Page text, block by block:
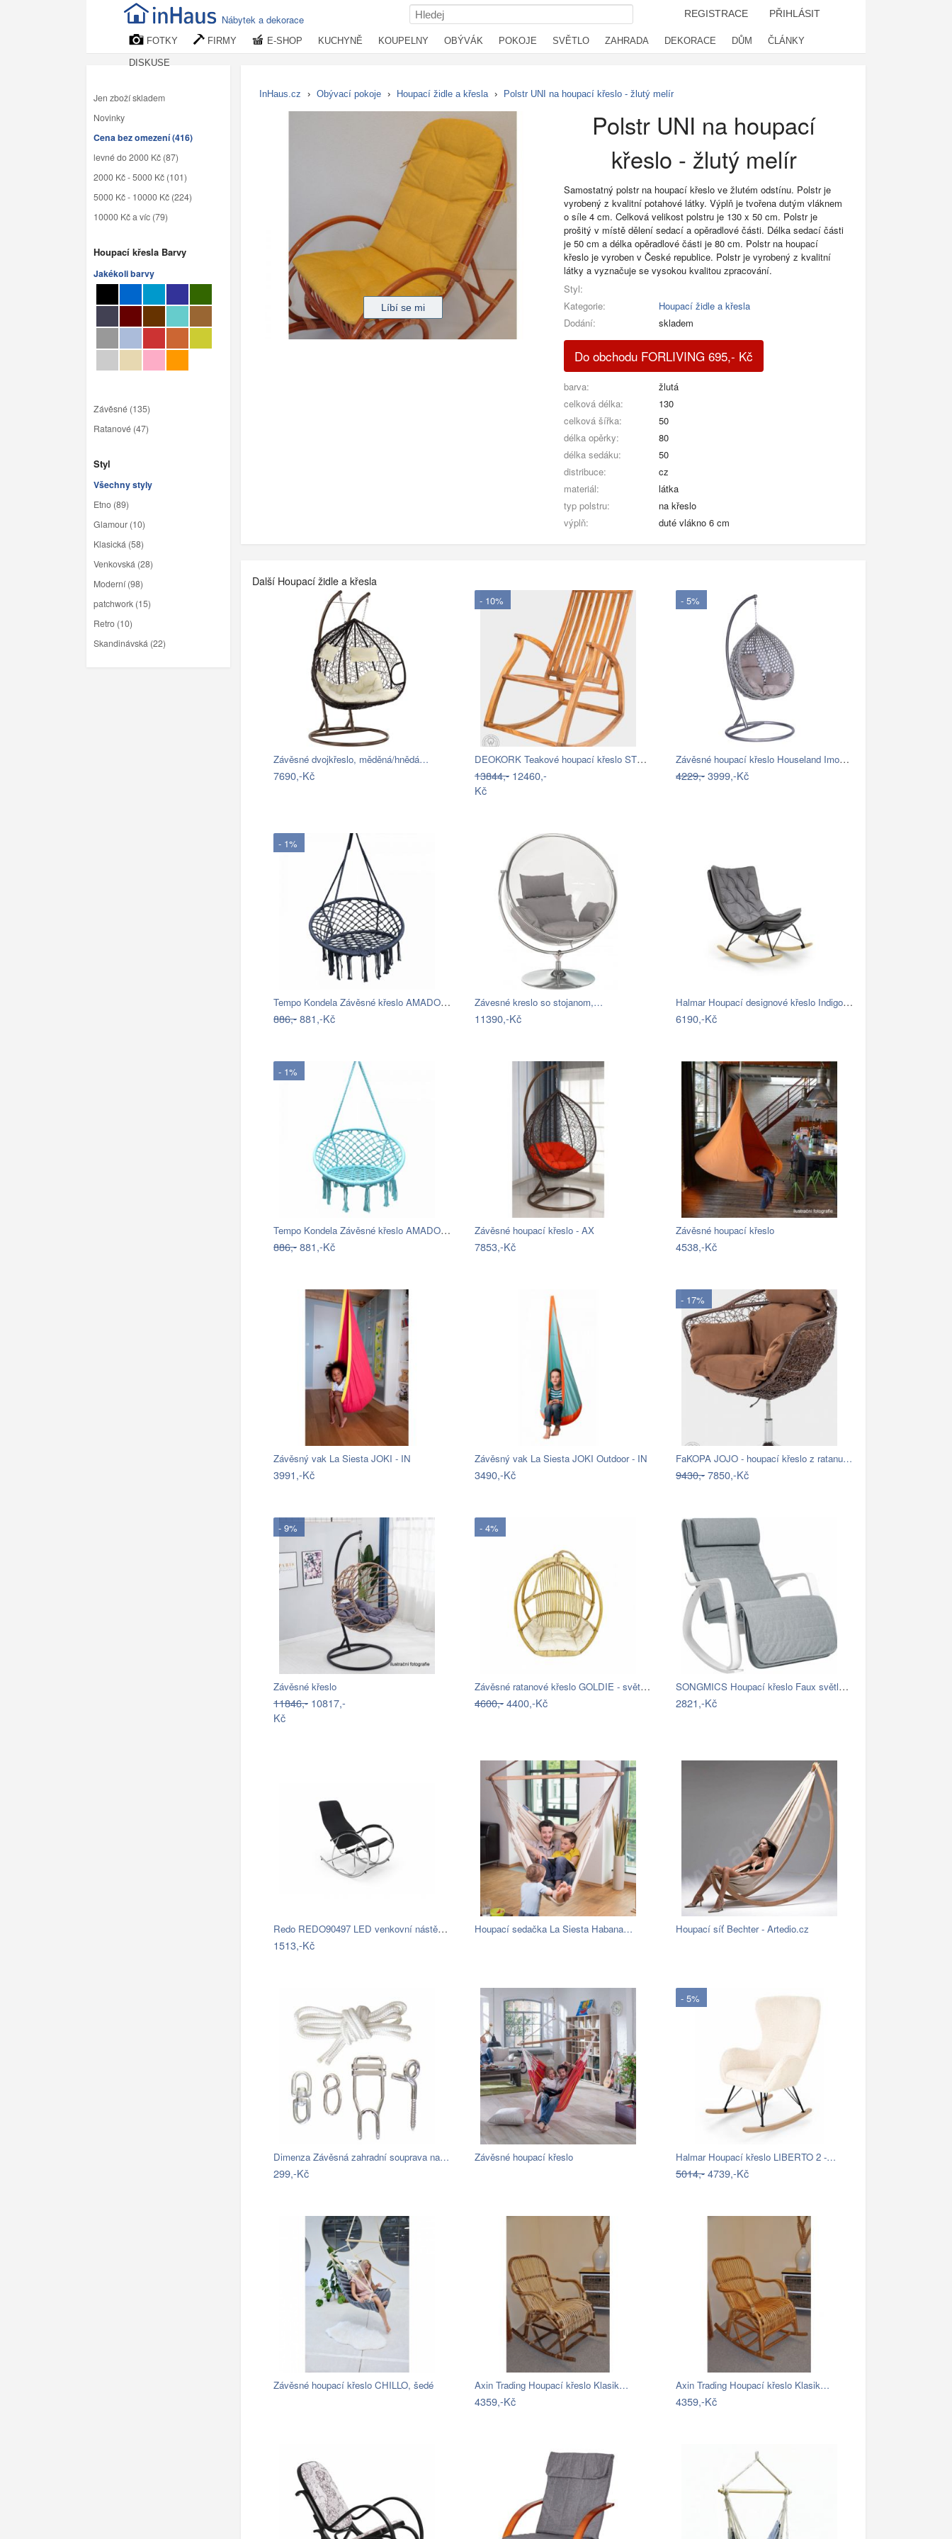
Nábytek a dekorace REGISTRACE PŘIHLÁSIT
FOTKY FIRMY E-SHOP KUCHYNĚ KOUPELNY OBÝVÁK POKOJE SVĚTLO ZAHRADA DEKORACE DŮM ČLÁNKY
DISKUSE
Jen zboží skladem
Novinky
Cena bez omezení (416)
levné do 2000 Kč (87)
2000 Kč - 5000 Kč (101)
5000 Kč - 10000 Kč (224)
10000 Kč a víc (79)
Houpací křesla Barvy
Jakékoli barvy
Závěsné (135)
Ratanové (47)
Styl
Všechny styly
Etno (89)
Glamour (10)
Klasická (58)
Venkovská (28)
Moderní (98)
patchwork (15)
Retro (10)
Skandinávská (22)
InHaus.cz › Obývací pokoje › Houpací židle a křesla › Polstr UNI na houpací křeslo - žlutý melír
Polstr UNI na houpací
křeslo - žlutý melír
Samostatný polstr na houpací křeslo ve žlutém odstínu. Polstr je
vyrobený z kvalitní potahové látky. Výplň je tvořena dutým vláknem
o síle 4 cm. Celková velikost polstru je 130 x 50 cm. Polstr je
prošitý v místě dělení sedací a opěradlové části. Délka sedací části
je 50 cm a délka opěradlové části je 80 cm. Polstr na houpací
křeslo je vyroben v České republice. Polstr je vyrobený z kvalitní
látky a vyznačuje se vysokou kvalitou zpracování.
Styl:
Kategorie:
Houpací židle a křesla
Dodání:
skladem
Do obchodu FORLIVING 695,- Kč
barva:
žlutá
celková délka:
130
celková šířka:
50
délka opěrky:
80
délka sedáku:
50
distribuce:
cz
materiál:
látka
typ polstru:
na křeslo
výplň:
duté vlákno 6 cm
Další Houpací židle a křesla
Závěsné dvojkřeslo, měděná/hnědá…
7690,-Kč
- 10%
DEOKORK Teakové houpací křeslo STEFANO
13844,- 12460,-
Kč
- 5%
Závěsné houpací křeslo Houseland Imogen…
4229,-3999,-Kč
- 1%
Tempo Kondela Závěsné křeslo AMADO 2…
886,-881,-Kč
Závesné kreslo so stojanom,…
11390,-Kč
Halmar Houpací designové křeslo Indigo,…
6190,-Kč
- 1%
Tempo Kondela Závěsné křeslo AMADO 2…
886,-881,-Kč
Závěsné houpací křeslo - AX
7853,-Kč
Závěsné houpací křeslo
4538,-Kč
Závěsný vak La Siesta JOKI - IN
3991,-Kč
Závěsný vak La Siesta JOKI Outdoor - IN
3490,-Kč
- 17%
FaKOPA JOJO - houpací křeslo z ratanu…
9430,-7850,-Kč
- 9%
Závěsné křeslo
11846,- 10817,-
Kč
- 4%
Závěsné ratanové křeslo GOLDIE - světlý…
4600,-4400,-Kč
SONGMICS Houpací křeslo Faux světle šedé
2821,-Kč
Redo REDO90497 LED venkovní nástěnné…
1513,-Kč
Houpací sedačka La Siesta Habana… Houpací síť Bechter - Artedio.cz
Dimenza Závěsná zahradní souprava na…
299,-Kč
Závěsné houpací křeslo
- 5%
Halmar Houpací křeslo LIBERTO 2 -…
5014,-4739,-Kč
Závěsné houpací křeslo CHILLO, šedé Axin Trading Houpací křeslo Klasik…
4359,-Kč
Axin Trading Houpací křeslo Klasik…
4359,-Kč